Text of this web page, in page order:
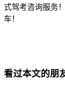
式驾考咨询服务
车！
看过本文的朋